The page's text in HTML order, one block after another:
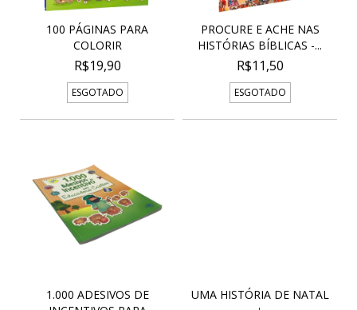
100 PÁGINAS PARA
COLORIR
R$19,90
ESGOTADO
PROCURE E ACHE NAS
HISTÓRIAS BÍBLICAS -...
R$11,50
ESGOTADO
1.000 ADESIVOS DE
UMA HISTÓRIA DE NATAL